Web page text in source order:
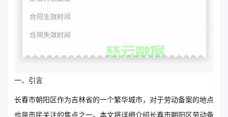
一、引言
长春市朝阳区作为吉林省的一个繁华城市，对于劳动备案的地点
也是市民关注的焦点之一。本文将详细介绍长春市朝阳区劳动备